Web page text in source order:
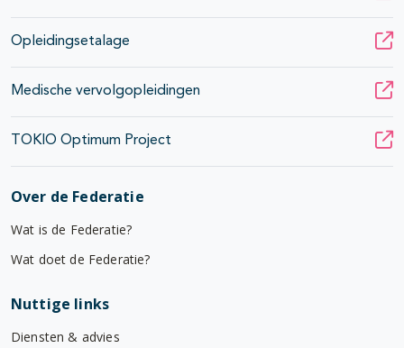
Opleidingsetalage
Medische vervolgopleidingen
TOKIO Optimum Project
Over de Federatie
Wat is de Federatie?
Wat doet de Federatie?
Nuttige links
Diensten & advies